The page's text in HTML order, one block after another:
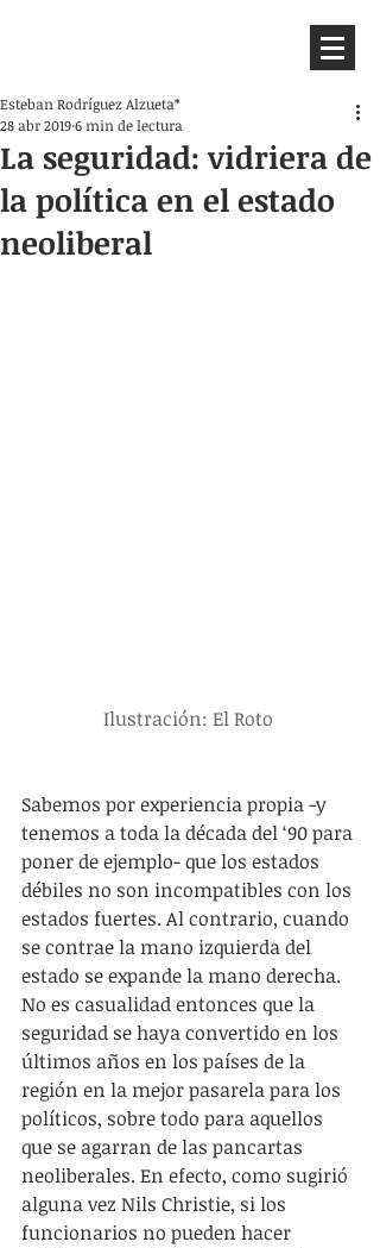
La seguridad: vidriera de
la política en el estado
neoliberal
Esteban Rodríguez Alzueta*
28 abr 20196 min de lectura
Ilustración: El Roto
Sabemos por experiencia propia -y
tenemos a toda la década del ‘90 para
poner de ejemplo- que los estados
débiles no son incompatibles con los
estados fuertes. Al contrario, cuando
se contrae la mano izquierda del
estado se expande la mano derecha.
No es casualidad entonces que la
seguridad se haya convertido en los
últimos años en los países de la
región en la mejor pasarela para los
políticos, sobre todo para aquellos
que se agarran de las pancartas
neoliberales. En efecto, como sugirió
alguna vez Nils Christie, si los
funcionarios no pueden hacer